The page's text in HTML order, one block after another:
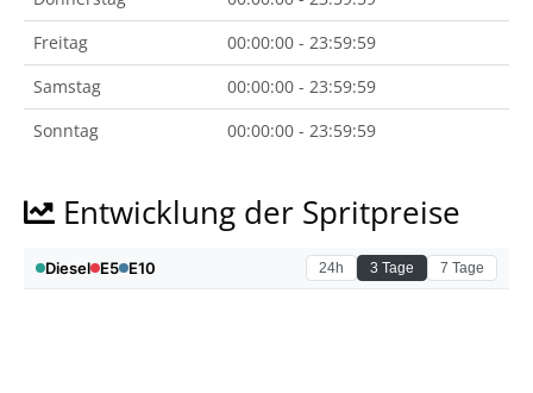
Freitag
00:00:00 - 23:59:59
Samstag
00:00:00 - 23:59:59
Sonntag
00:00:00 - 23:59:59
Entwicklung der Spritpreise